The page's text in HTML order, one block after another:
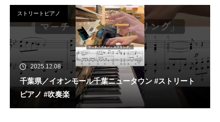
ストリートピアノ
2025.12.08
千葉県／イオンモール千葉ニュータウン #ストリート
ピアノ #吹奏楽